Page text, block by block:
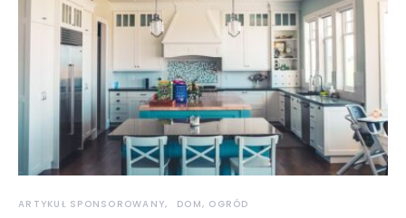
ARTYKUŁ SPONSOROWANY DOM, OGRÓD